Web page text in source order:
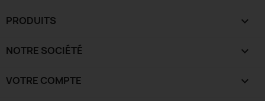
PRODUITS 
NOTRE SOCIÉTÉ 
VOTRE COMPTE 